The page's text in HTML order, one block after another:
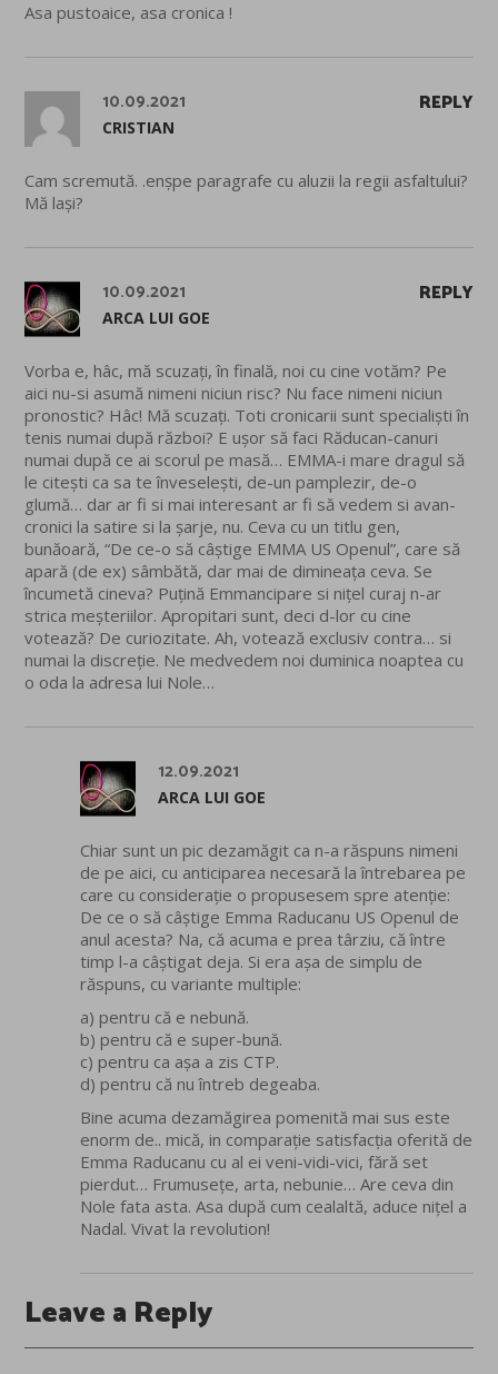
Asa pustoaice, asa cronica !
REPLY
10.09.2021
CRISTIAN
Cam scremută. .enșpe paragrafe cu aluzii la regii asfaltului?
Mă lași?
REPLY
10.09.2021
ARCA LUI GOE
Vorba e, hâc, mă scuzați, în finală, noi cu cine votăm? Pe
aici nu-si asumă nimeni niciun risc? Nu face nimeni niciun
pronostic? Hâc! Mă scuzați. Toti cronicarii sunt specialiști în
tenis numai după război? E ușor să faci Răducan-canuri
numai după ce ai scorul pe masă… EMMA-i mare dragul să
le citești ca sa te înveselești, de-un pamplezir, de-o
glumă… dar ar fi si mai interesant ar fi să vedem si avan-
cronici la satire si la șarje, nu. Ceva cu un titlu gen,
bunăoară, “De ce-o să câștige EMMA US Openul”, care să
apară (de ex) sâmbătă, dar mai de dimineața ceva. Se
încumetă cineva? Puțină Emmancipare si nițel curaj n-ar
strica meșteriilor. Apropitari sunt, deci d-lor cu cine
votează? De curiozitate. Ah, votează exclusiv contra… si
numai la discreție. Ne medvedem noi duminica noaptea cu
o oda la adresa lui Nole…
12.09.2021
ARCA LUI GOE
Chiar sunt un pic dezamăgit ca n-a răspuns nimeni
de pe aici, cu anticiparea necesară la întrebarea pe
care cu considerație o propusesem spre atenție:
De ce o să câștige Emma Raducanu US Openul de
anul acesta? Na, că acuma e prea târziu, că între
timp l-a câștigat deja. Si era așa de simplu de
răspuns, cu variante multiple:
a) pentru că e nebună.
b) pentru că e super-bună.
c) pentru ca așa a zis CTP.
d) pentru că nu întreb degeaba.
Bine acuma dezamăgirea pomenită mai sus este
enorm de.. mică, in comparație satisfacția oferită de
Emma Raducanu cu al ei veni-vidi-vici, fără set
pierdut… Frumusețe, arta, nebunie… Are ceva din
Nole fata asta. Asa după cum cealaltă, aduce nițel a
Nadal. Vivat la revolution!
Leave a Reply